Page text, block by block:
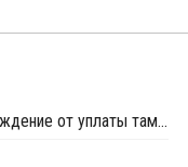
Индия продлевает освобождение от уплаты таможенных пошлин на импорт нефтехимии на фоне конфликта на Ближнем Востоке